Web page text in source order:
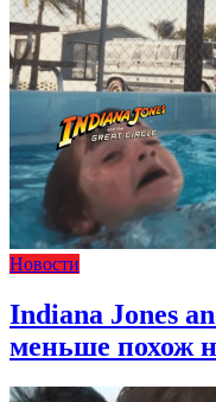
Новости
Indiana Jones
меньше похож